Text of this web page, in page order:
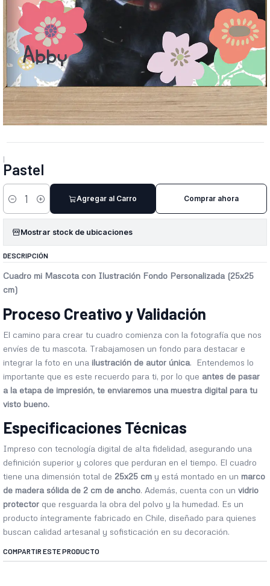
|
Pastel
Cantidad
Agregar al Carro Comprar ahora
Mostrar stock de ubicaciones
DESCRIPCIÓN
Cuadro mi Mascota con Ilustración Fondo Personalizada (25x25
cm)
Proceso Creativo y Validación
El camino para crear tu cuadro comienza con la fotografía que nos
envíes de tu mascota. Trabajamosen un fondo para destacar e
integrar la foto en una ilustración de autor única. Entendemos lo
importante que es este recuerdo para ti, por lo que antes de pasar
a la etapa de impresión, te enviaremos una muestra digital para tu
visto bueno.
Especificaciones Técnicas
Impreso con tecnología digital de alta fidelidad, asegurando una
definición superior y colores que perduran en el tiempo. El cuadro
tiene una dimensión total de 25x25 cm y está montado en un marco
de madera sólida de 2 cm de ancho. Además, cuenta con unvidrio
protector que resguarda la obra del polvo y la humedad. Es un
producto íntegramente fabricado en Chile, diseñado para quienes
buscan calidad artesanal y sofisticación en su decoración.
COMPARTIR ESTE PRODUCTO